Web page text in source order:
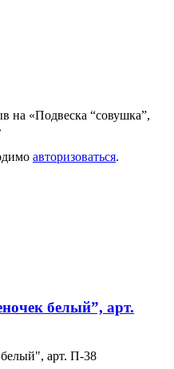
на «Подвеска “совушка”,
авторизоваться.
белый”, арт.
арт. П-38